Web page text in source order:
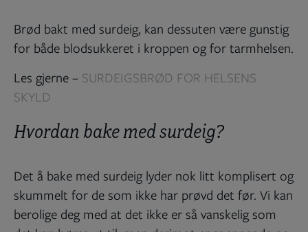
Brød bakt med surdeig, kan dessuten være gunstig
for både blodsukkeret i kroppen og for tarmhelsen.
Les gjerne – SURDEIGSBRØD FOR HELSENS
SKYLD
Hvordan bake med surdeig?
Det å bake med surdeig lyder nok litt komplisert og
skummelt for de som ikke har prøvd det før. Vi kan
berolige deg med at det ikke er så vanskelig som